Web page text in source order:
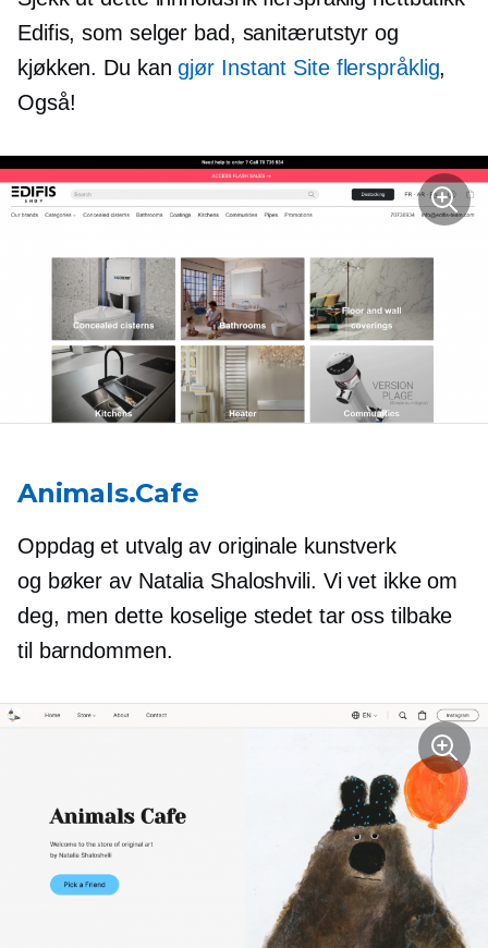
Edifis, som selger bad, sanitærutstyr og
kjøkken. Du kangjør Instant Site flerspråklig,
Også!
Animals.Cafe
Oppdag et utvalg av originale kunstverk
og bøker av Natalia Shaloshvili. Vi vet ikke om
deg, men dette koselige stedet tar oss tilbake
til barndommen.